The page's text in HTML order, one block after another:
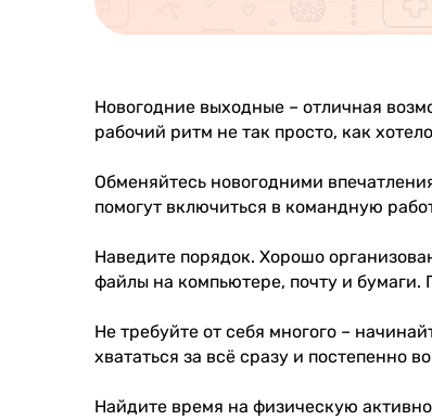
Новогодние выходные – отличная
рабочий ритм не так просто, как
Обменяйтесь новогодними
помогут включиться в командную
Наведите порядок. Хорошо
файлы на компьютере, почту и
Не требуйте от себя многого –
хвататься за всё сразу и постепенно
Найдите время на физическую